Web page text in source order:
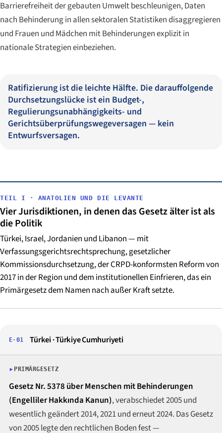
Barrierefreiheit der gebauten Umwelt beschleunigen, Daten
nach Behinderung in allen sektoralen Statistiken disaggregieren
und Frauen und Mädchen mit Behinderungen explizit in
nationale Strategien einbeziehen.
Ratifizierung ist die leichte Hälfte. Die darauffolgende
Durchsetzungslücke ist ein Budget-,
Regulierungsunabhängigkeits- und
Gerichtsüberprüfungswegeversagen — kein
Entwurfsversagen.
TEIL I · ANATOLIEN UND DIE LEVANTE
Vier Jurisdiktionen, in denen das Gesetz älter ist als
die Politik
Türkei, Israel, Jordanien und Libanon — mit
Verfassungsgerichtsrechtsprechung, gesetzlicher
Kommissionsdurchsetzung, der CRPD-konformsten Reform von
2017 in der Region und dem institutionellen Einfrieren, das ein
Primärgesetz dem Namen nach außer Kraft setzte.
E·01 Türkei · Türkiye Cumhuriyeti
PRIMÄRGESETZ
Gesetz Nr. 5378 über Menschen mit Behinderungen
(Engelliler Hakkında Kanun), verabschiedet 2005 und
wesentlich geändert 2014, 2021 und erneut 2024. Das Gesetz
von 2005 legte den rechtlichen Boden fest —